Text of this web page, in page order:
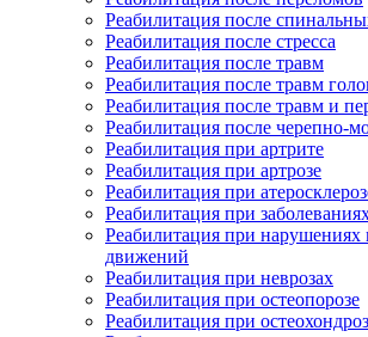
Реабилитация после
Реабилитация после стресса
Реабилитация после травм
Реабилитация после травм
Реабилитация после травм и
Реабилитация после черепно-
Реабилитация при артрите
Реабилитация при артрозе
Реабилитация при
Реабилитация при
Реабилитация при нарушениях
движений
Реабилитация при неврозах
Реабилитация при остеопорозе
Реабилитация при